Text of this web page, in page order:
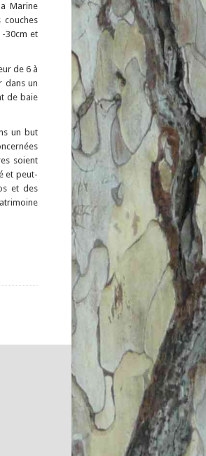
Marine
-30cm et
de 6 à
dans un
de baie
un but
soient
et peut-
et des